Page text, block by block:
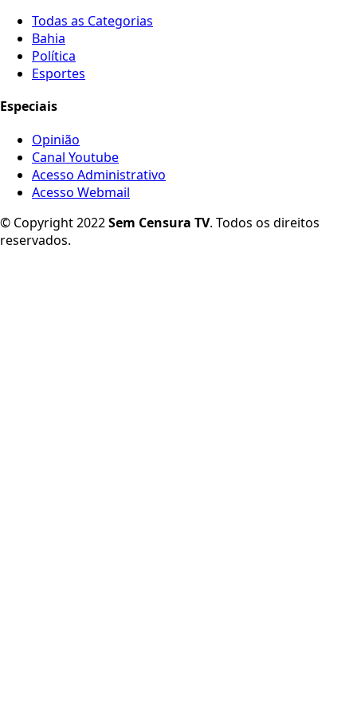
Todas as Categorias
Bahia
Política
Esportes
Especiais
Opinião
Canal Youtube
Acesso Administrativo
Acesso Webmail
© Copyright 2022Sem Censura TV. Todos os direitos
reservados.